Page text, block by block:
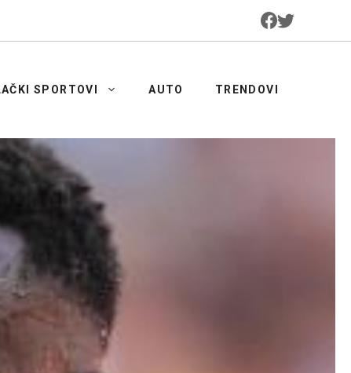
SPORTOVI AUTO TRENDOVI